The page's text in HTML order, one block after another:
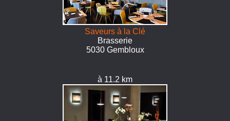
Saveurs à la Clé
Brasserie
5030 Gembloux
à 11.2 km